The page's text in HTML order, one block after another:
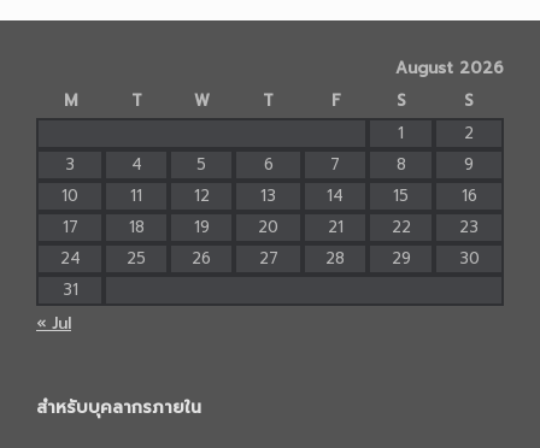
August 2026
M
T W T F S
S
1
2
3
4 5 6 7 8
9
10
11 12 13 14 15
16
17
18 19 20 21 22
23
24
25 26 27 28 29
30
31
« Jul
สำหรับบุคลากรภายใน